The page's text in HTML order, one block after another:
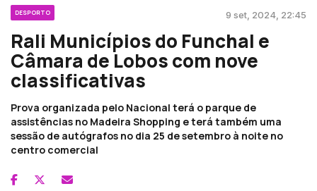
DESPORTO 9 set, 2024, 22:45
Rali Municípios do Funchal e
Câmara de Lobos com nove
classificativas
Prova organizada pelo Nacional terá o parque de
assistências no Madeira Shopping e terá também uma
sessão de autógrafos no dia 25 de setembro à noite no
centro comercial